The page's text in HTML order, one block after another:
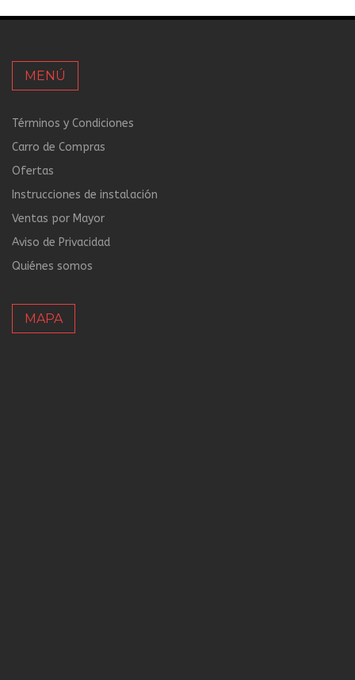
MENÚ
Términos y Condiciones
Carro de Compras
Ofertas
Instrucciones de instalación
Ventas por Mayor
Aviso de Privacidad
Quiénes somos
MAPA